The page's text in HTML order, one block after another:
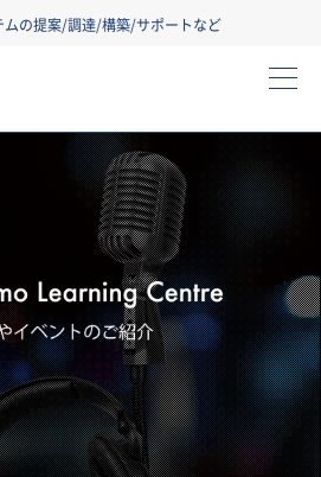
ムの提案/調達/構築/サポートなど